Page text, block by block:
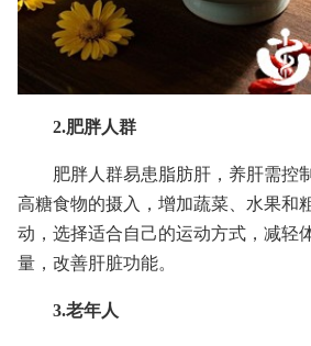
2.肥胖人群
肥胖人群易患脂肪肝，养肝需控
高糖食物的摄入，增加蔬菜、水果和
动，选择适合自己的运动方式，减轻
量，改善肝脏功能。
3.老年人